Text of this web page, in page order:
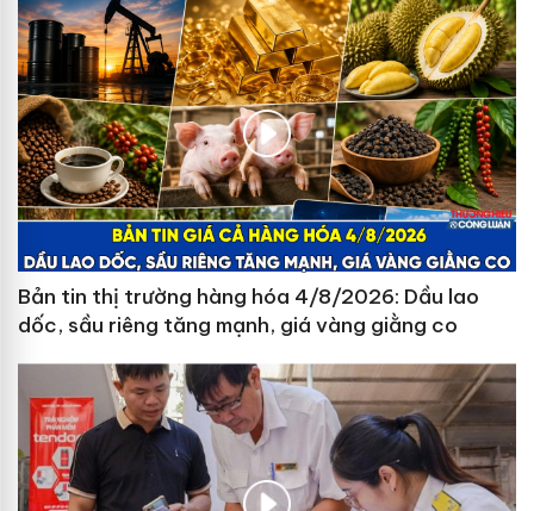
Bản tin thị trường hàng hóa 4/8/2026: Dầu lao
dốc, sầu riêng tăng mạnh, giá vàng giằng co